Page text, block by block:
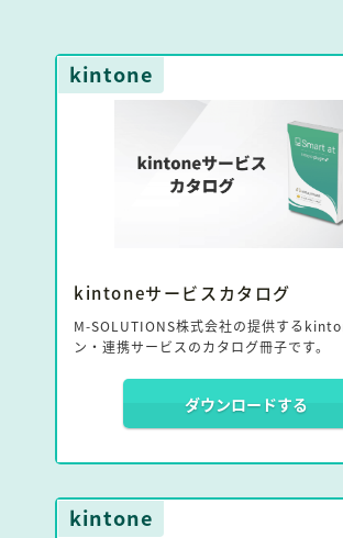
Smart at event
Smart at GATE for LINE WORKS
kintone
kintoneサービスカタログ
M-SOLUTIONS株式会社の提供する
ン・連携サービスのカタログ冊子です。
ダウンロードする
kintone